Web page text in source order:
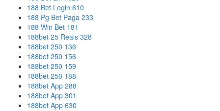
188 Bet Login 610
188 Pg Bet Paga 233
188 Win Bet 181
188bet 25 Reais 328
188bet 250 136
188bet 250 156
188bet 250 159
188bet 250 188
188bet App 288
188bet App 301
188bet App 630